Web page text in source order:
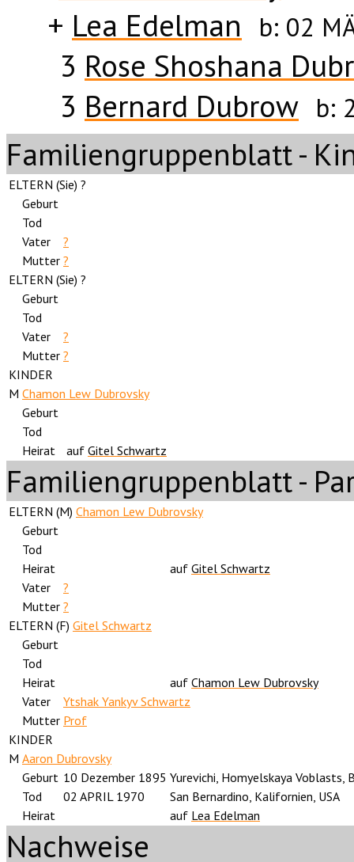
+ Lea Edelman b: 02
3 Rose Shoshana
3 Bernard Dubrow b:
Familiengruppenblatt -
ELTERN (Sie) ?
Geburt
Tod
Vater
?
Mutter ?
ELTERN (Sie) ?
Geburt
Tod
Vater
?
Mutter ?
KINDER
M Chamon Lew Dubrovsky
Geburt
Tod
Heirat
auf Gitel Schwartz
Familiengruppenblatt -
ELTERN (M) Chamon Lew Dubrovsky
Geburt
Tod
Heirat
auf Gitel Schwartz
Vater
?
Mutter ?
ELTERN (F) Gitel Schwartz
Geburt
Tod
Heirat
auf Chamon Lew Dubrovsky
Vater
Ytshak Yankyv Schwartz
Mutter Prof
KINDER
M Aaron Dubrovsky
Geburt 10 Dezember 1895 Yurevichi, Homyelskaya Voblasts,
Tod
02 APRIL 1970
San Bernardino, Kalifornien, USA
Heirat
auf Lea Edelman
Nachweise